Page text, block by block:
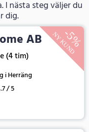
I nästa steg väljer du
dig.
AB
(4 tim)
i Herräng
/ 5